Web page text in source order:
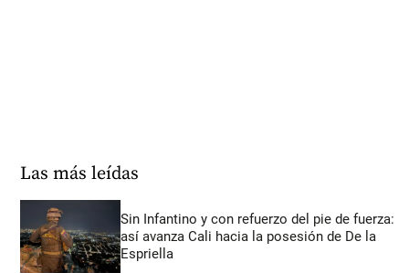
Las más leídas
Sin Infantino y con refuerzo del pie de fuerza:
así avanza Cali hacia la posesión de De la
Espriella